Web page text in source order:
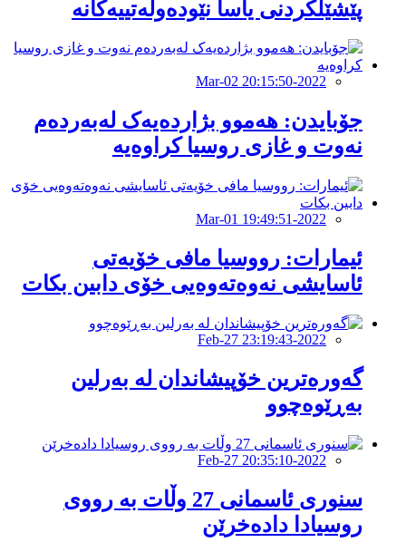
پێشێلکردنی یاسا نێودەوڵەتییەکانە
2022-Mar-02 20:15:50
جۆبایدن: هەموو بژاردەیەک لەبەردەم
نەوت و غازی روسیا کراوەیە
2022-Mar-01 19:49:51
ئيمارات: رووسيا مافى خۆيەتى
ئاسايشى نەوەتەوەيى خۆى دابين بكات
2022-Feb-27 23:19:43
گەورەترین خۆپیشاندان لە بەرلین
بەڕێوەچوو
2022-Feb-27 20:35:10
سنوری ئاسمانی 27 وڵات بە رووی
روسیادا دادەخرێن